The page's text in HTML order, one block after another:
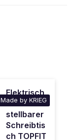
Made by KRIEG
Elektrisch
höhenver
stellbarer
Schreibtis
ch TOPFIT